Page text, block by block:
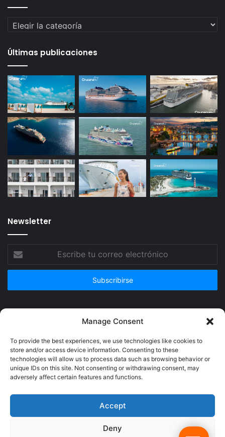
Manage Consent
To provide the best experiences, we use technologies like cookies to
store and/or access device information. Consenting to these
technologies will allow us to process data such as browsing behavior or
unique IDs on this site. Not consenting or withdrawing consent, may
adversely affect certain features and functions.
Accept
Deny
Categorías
Últimas publicaciones
Newsletter
correo
© Copyright 2026, Todos los derechos reservados @Crucerum |